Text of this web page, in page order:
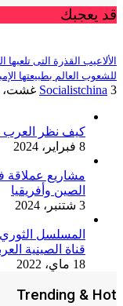
قد يعجبك
الألاعيب القذرة التى
للشعوب العالم بطبيعتها
Socialistchina 3 غشت، 2022
كيف نظر العرب
8 فبراير، 2024
مشاريع عملاقة
الصين وأفريقيا
3 شتنبر، 2024
المسلسل
قناة الصينية
18 ماي، 2022
Trending & Hot